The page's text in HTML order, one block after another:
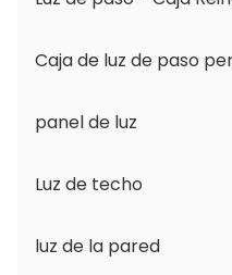
Caja de luz de paso
panel de luz
Serie JDL
Serie DSDL
Luz de techo
Serie JCL
luz de la pared